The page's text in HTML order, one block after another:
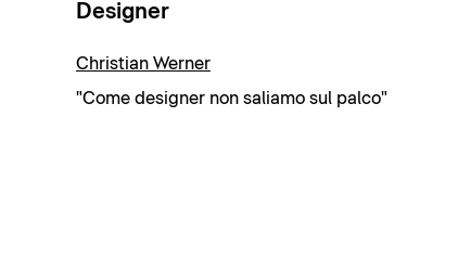
Designer
Christian Werner
"Come designer non saliamo sul palco"